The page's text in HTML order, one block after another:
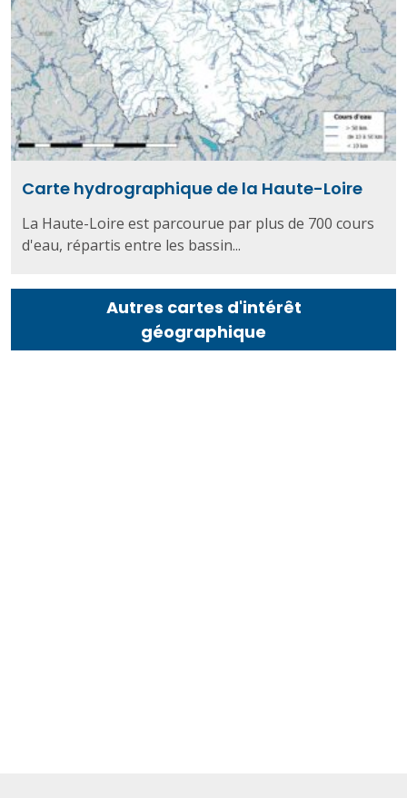
Carte hydrographique de la Haute-Loire
La Haute-Loire est parcourue par plus de 700 cours
d'eau, répartis entre les bassin...
Autres cartes d'intérêt
géographique